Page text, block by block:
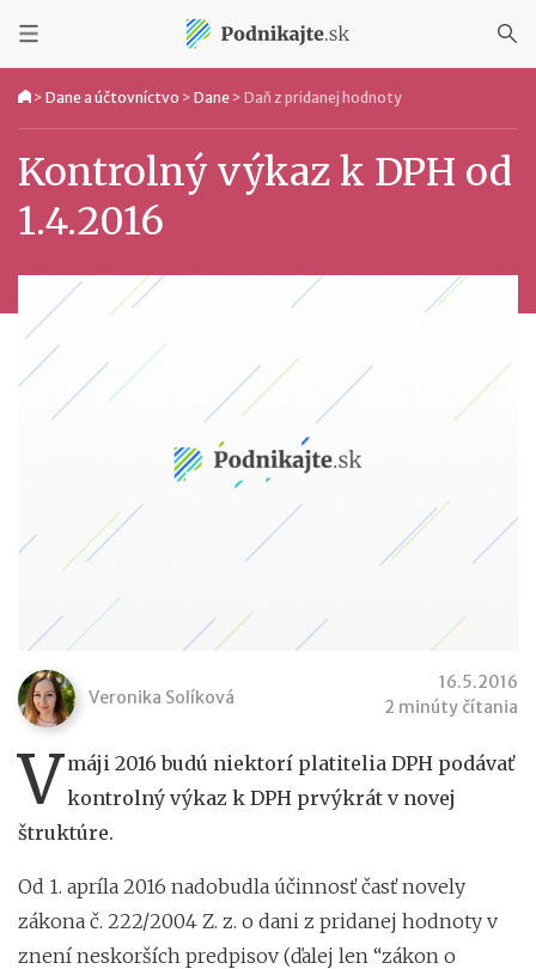
> Dane a účtovníctvo > Dane > Daň z pridanej hodnoty
Kontrolný výkaz k DPH od
1.4.2016
Veronika Solíková
16.5.2016
2 minúty čítania
V máji 2016 budú niektorí platitelia DPH podávať
kontrolný výkaz k DPH prvýkrát v novej
štruktúre.
Od 1. apríla 2016 nadobudla účinnosť časť novely
zákona č. 222/2004 Z. z. o dani z pridanej hodnoty v
znení neskorších predpisov (ďalej len “zákon o